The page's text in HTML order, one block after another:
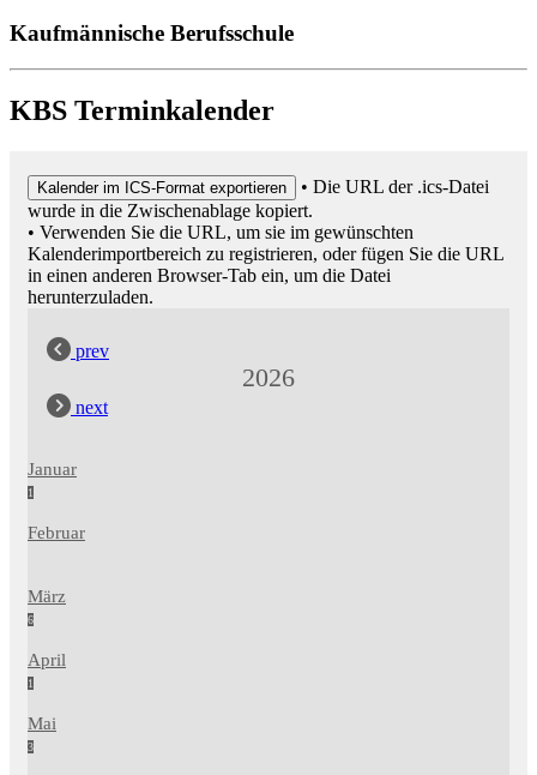
Kaufmännische Berufsschule
KBS Terminkalender
Kalender im ICS-Format exportieren
• Die URL der .ics-Datei
wurde in die Zwischenablage kopiert.
• Verwenden Sie die URL, um sie im gewünschten
Kalenderimportbereich zu registrieren, oder fügen Sie die URL
in einen anderen Browser-Tab ein, um die Datei
herunterzuladen.
prev
2026
next
Januar
1
Februar
März
6
April
1
Mai
3